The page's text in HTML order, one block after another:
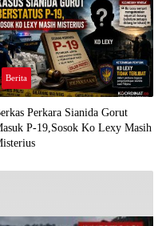
Berita
Perkara Sianida Gorut
P-19,Sosok Ko Lexy Masih